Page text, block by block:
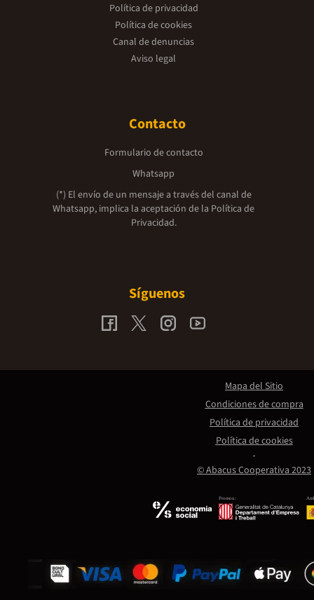
Política de privacidad
Política de cookies
Canal de denuncias
Aviso legal
Contacto
Formulario de contacto
Whatsapp
(*) El envío de un mensaje a través del canal de
Whatsapp, implica la aceptación de la Política de
Privacidad.
Síguenos
Promou:
© Abacus Cooperativa 2023
Mapa del Sitio
Condiciones de compra
Política de privacidad
Política de cookies